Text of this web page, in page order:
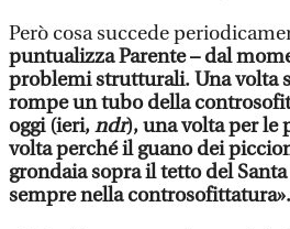
Però cosa succede
puntualizza Parente – dal
problemi strutturali. Una volta
rompe un tubo della
oggi (ieri,ndr), una volta per le
volta perché il guano dei
grondaia sopra il tetto del
sempre nella controsofittatura».